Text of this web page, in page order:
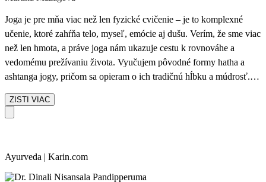
Joga je pre mňa viac než len fyzické cvičenie – je to komplexné
učenie, ktoré zahŕňa telo, myseľ, emócie aj dušu. Verím, že sme viac
než len hmota, a práve joga nám ukazuje cestu k rovnováhe a
vedomému prežívaniu života. Vyučujem pôvodné formy hatha a
ashtanga jogy, pričom sa opieram o ich tradičnú hĺbku a múdrosť.
dlhovekosť, neurovedu a koučing. V praxi sa tak stretáva
starodávna tradícia s novými poznatkami, ktoré nám pomáhajú žiť
potenciál, ktorý v sebe každý nosíme.
ZISTI VIAC
Ayurveda | Karin.com